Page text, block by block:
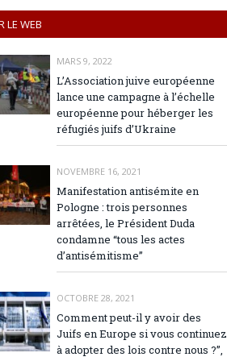
LE WEB
MARS 9, 2022
L’Association juive européenne
lance une campagne à l’échelle
européenne pour héberger les
réfugiés juifs d’Ukraine
NOVEMBRE 16, 2021
Manifestation antisémite en
Pologne : trois personnes
arrêtées, le Président Duda
condamne “tous les actes
d’antisémitisme”
OCTOBRE 28, 2021
Comment peut-il y avoir des
Juifs en Europe si vous continuez
à adopter des lois contre nous ?”,